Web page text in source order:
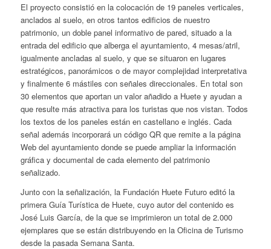
El proyecto consistió en la colocación de 19 paneles verticales,
anclados al suelo, en otros tantos edificios de nuestro
patrimonio, un doble panel informativo de pared, situado a la
entrada del edificio que alberga el ayuntamiento, 4 mesas/atril,
igualmente ancladas al suelo, y que se situaron en lugares
estratégicos, panorámicos o de mayor complejidad interpretativa
y finalmente 6 mástiles con señales direccionales. En total son
30 elementos que aportan un valor añadido a Huete y ayudan a
que resulte más atractiva para los turistas que nos vistan. Todos
los textos de los paneles están en castellano e inglés. Cada
señal además incorporará un código QR que remite a la página
Web del ayuntamiento donde se puede ampliar la información
gráfica y documental de cada elemento del patrimonio
señalizado.
Junto con la señalización, la Fundación Huete Futuro editó la
primera Guía Turística de Huete, cuyo autor del contenido es
José Luis García, de la que se imprimieron un total de 2.000
ejemplares que se están distribuyendo en la Oficina de Turismo
desde la pasada Semana Santa.